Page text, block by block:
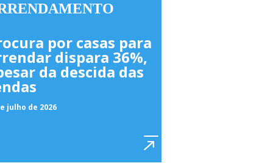
por casas para
dispara 36%,
da descida das
julho de 2026